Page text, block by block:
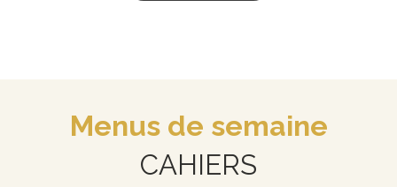
Menus de semaine
CAHIERS